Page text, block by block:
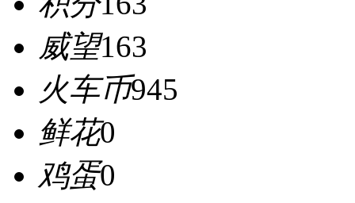
威望163
火车币945
鲜花0
鸡蛋0